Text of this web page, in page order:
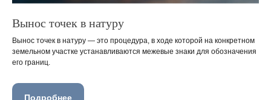
Вынос точек в натуру
Вынос точек в натуру — это процедура, в ходе которой на конкретном
земельном участке устанавливаются межевые знаки для обозначения
его границ.
Подробнее